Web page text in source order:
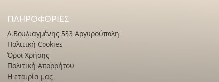
ΠΛΗΡΟΦΟΡΊΕΣ
Λ.Βουλιαγμένης 583 Αργυρούπολη
Πολιτική Cookies
Όροι Χρήσης
Πολιτική Απορρήτου
Η εταιρία μας